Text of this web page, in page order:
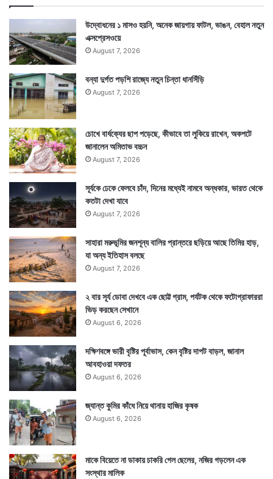
উদ্বোধনের ১ মাসও হয়নি, অনেক জায়গায় ফাটল, ভাঙন, বেহাল নতুন
এক্সপ্রেসওয়ে
August 7, 2026
বন্যা দুর্গত পড়শি রাজ্যে নতুন চিন্তা ধানসিঁড়ি
August 7, 2026
চোখে বার্ধক্যের ছাপ পড়েছে, কীভাবে তা লুকিয়ে রাখেন, অকপটে
জানালেন অমিতাভ বচ্চন
August 7, 2026
সূর্যকে ঢেকে ফেলবে চাঁদ, দিনের মধ্যেই নামবে অন্ধকার, ভারত থেকে
কতটা দেখা যাবে
August 7, 2026
সাহারা মরুভূমির জনশূন্য বালির প্রান্তরে ছড়িয়ে আছে তিমির হাড়,
যা অন্য ইতিহাস বলছে
August 7, 2026
২ বার সূর্য ডোবা দেখবে এক ছোট্ট গ্রাম, পর্যটক থেকে ফটোগ্রাফাররা
ভিড় করছেন সেখানে
August 6, 2026
দক্ষিণবঙ্গে ভারী বৃষ্টির পূর্বাভাস, কেন বৃষ্টির দাপট বাড়ল, জানাল
আবহাওয়া দফতর
August 6, 2026
জ্যান্ত কুমির কাঁধে নিয়ে থানায় হাজির কৃষক
August 6, 2026
মাকে বিয়েতে না ডাকায় চাকরি গেল ছেলের, নজির গড়লেন এক
সংস্থার মালিক